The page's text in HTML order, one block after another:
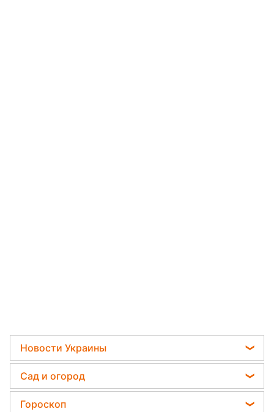
Новости Украины
Телеграм новости Украины
Пенсии в Украине
Сад и огород
Садовод назвал самое эффективное средство
Гороскоп